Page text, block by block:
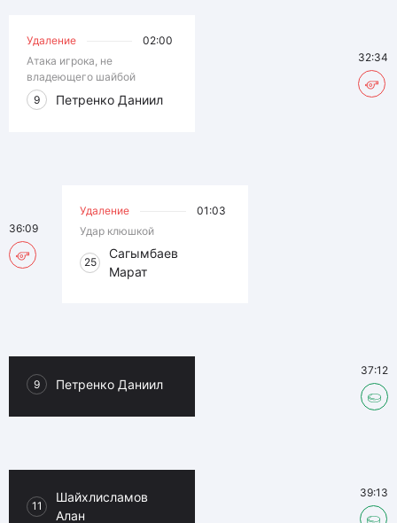
Удаление
02:00
Атака игрока, не
владеющего шайбой
9
Петренко Даниил
32:34
Удаление
01:03
Удар клюшкой
25
Сагымбаев
Марат
36:09
9 Петренко Даниил
37:12
11
Шайхлисламов
Алан
39:13